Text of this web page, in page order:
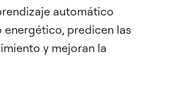
automático
predicen las
y mejoran la